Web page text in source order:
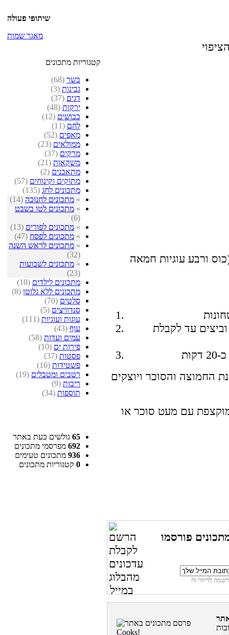
שיתופי פעולה
מאגר שמות
קטגוריות מתכונים
בשר (68)
גבינות (3)
דגים (37)
ירקות (48)
כבושים (12)
לחם (11)
מאפים (52)
ממולאים (23)
מרקים (37)
משקאות (21)
מתאבנים (2)
מתוקים וקינוחים (57)
מתכונים לחג (135)
» מתכונים לחנוכה (14)
» מתכונים לטו בשבט
(6)
» מתכונים לפורים (13)
» מתכונים לפסח (47)
» מתכונים לראש השנה
(32)
» מתכונים לשבועות
(23)
מתכונים לילדים (10)
מתכונים ללא גלוטן (8)
סלטים (70)
סנדוויצים (5)
עוגות ועוגיות (111)
עוף (43)
עמים ועדות (58)
פירות ים (10)
פסטות (37)
פשטידות (16)
רטבים ומטבלים (19)
ריבות (9)
תוספות (34)
65 גולשים כעת באתר
692 מפרסמי מתכונים
936 מתכונים טעימים
0 קטגוריות מתכונים
ורבע עוגיות חמאה
עד לקבלת
החמוצה והסוכר ויוצקים
עם מעט סוכר או
פורסמו